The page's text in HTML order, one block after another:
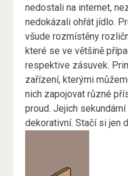
nedostali na internet,
nedokázali ohřát jídlo.
všude rozmístěny
které se ve většině
respektive zásuvek.
zařízení, kterými
nich zapojovat různé
proud. Jejich
dekorativní. Stačí si jen